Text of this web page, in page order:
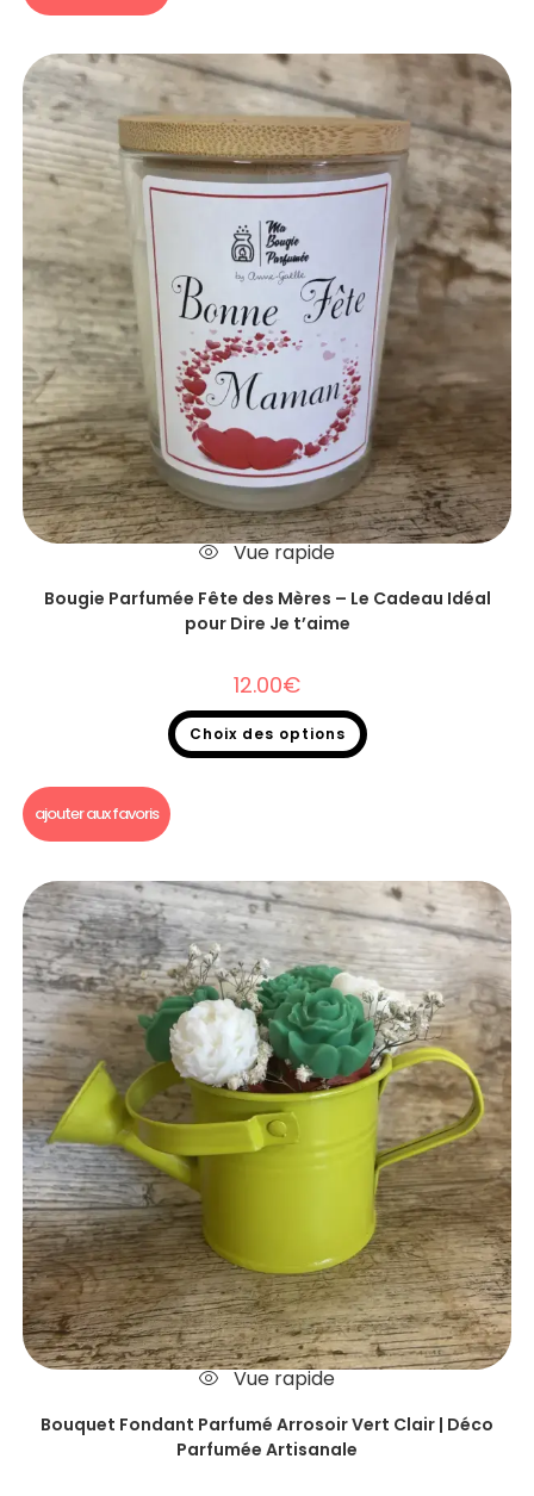
Vue rapide
Bougie Parfumée Fête des Mères – Le Cadeau Idéal
pour Dire Je t’aime
12.00€
Choix des options
ajouter aux favoris
Vue rapide
Bouquet Fondant Parfumé Arrosoir Vert Clair | Déco
Parfumée Artisanale